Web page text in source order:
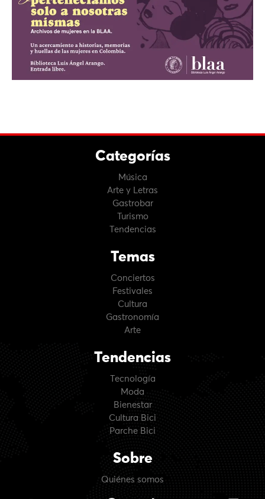
Categorías
Música
Arte y Letras
Gastrobar
Turismo
Tendencias
Temas
Conciertos
Festivales
Cultura
Gastronomía
Arte
Tendencias
Tecnología
Moda
Bienestar
Cultura Bici
Parche Bici
Sobre
Quiénes somos